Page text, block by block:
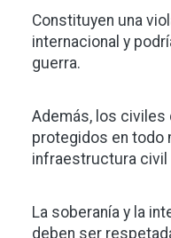
Constituyen una
internacional y
guerra.
Además, los
protegidos en todo
infraestructura civil
La soberanía y la
deben ser